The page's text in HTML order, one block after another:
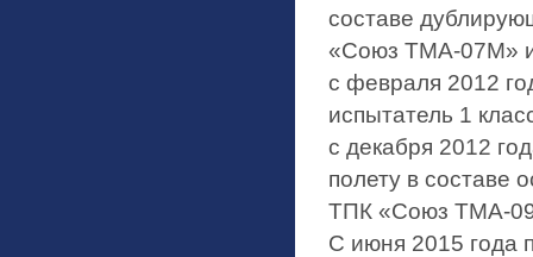
составе
«Союз ТМА-07М»
с февраля 2012
испытатель 1
с декабря 2012
полету в составе
ТПК «Союз ТМА-
С июня 2015 года